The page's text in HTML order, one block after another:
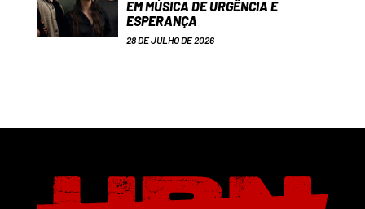
EM MÚSICA DE URGÊNCIA E
ESPERANÇA
28 DE JULHO DE 2026